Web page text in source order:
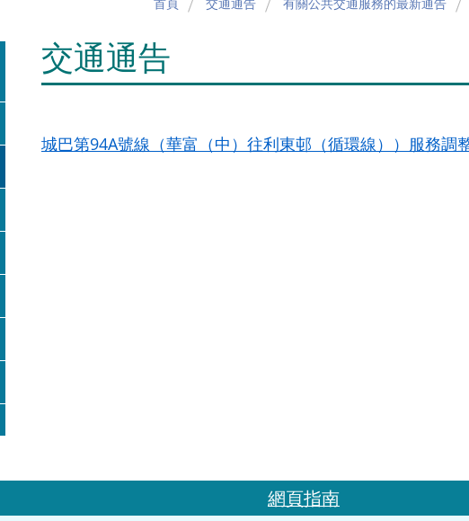
交通通告
城巴第94A號線（華富（中）往利東邨（循環線））服務調
網頁指南